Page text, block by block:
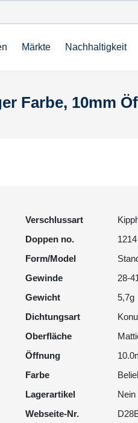
Märkte Nachhaltigkeit
Farbe, 10mm
Verschlussart
Doppen no.
1214
Form/Model
Gewinde
28-
Gewicht
5,7g
Dichtungsart
Oberfläche
Öffnung
Farbe
Lagerartikel
Nein
Webseite-Nr.